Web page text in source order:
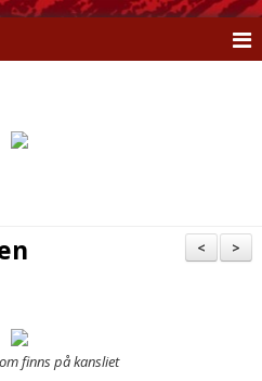
>
<
finns på kansliet